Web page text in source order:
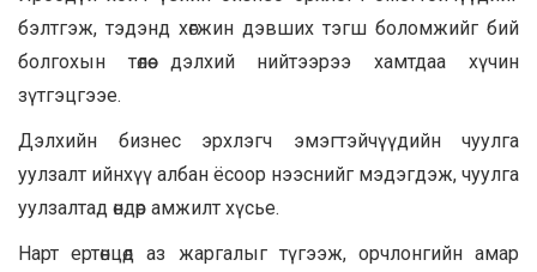
бэлтгэж, тэдэнд хөгжин дэвших тэгш боломжийг бий
болгохын төлөө дэлхий нийтээрээ хамтдаа хүчин
зүтгэцгээе.
Дэлхийн бизнес эрхлэгч эмэгтэйчүүдийн чуулга
уулзалт ийнхүү албан ёсоор нээснийг мэдэгдэж, чуулга
уулзалтад өндөр амжилт хүсье.
Нарт ертөнцөд аз жаргалыг түгээж, орчлонгийн амар